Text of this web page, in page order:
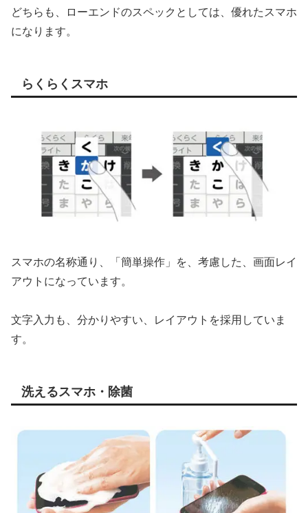
どちらも、ローエンドのスペックとしては、優れたスマホ
になります。
らくらくスマホ
スマホの名称通り、「簡単操作」を、考慮した、画面レイ
アウトになっています。
文字入力も、分かりやすい、レイアウトを採用していま
す。
洗えるスマホ・除菌